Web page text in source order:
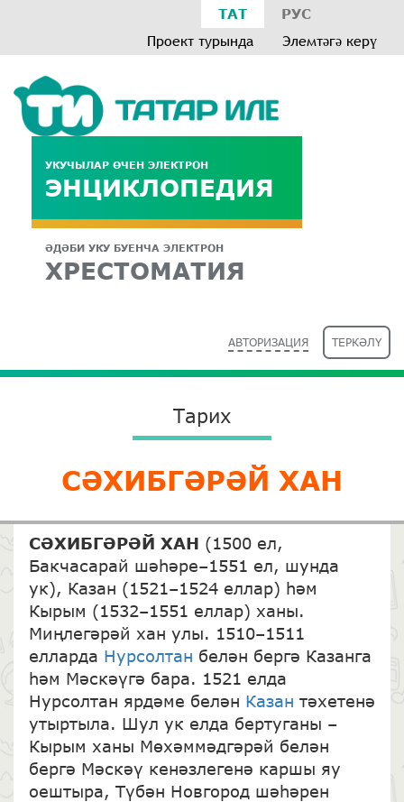
ТАТ РУС
Проект турында Элемтәгә керү
УКУЧЫЛАР ӨЧЕН ЭЛЕКТРОН
ЭНЦИКЛОПЕДИЯ
ӘДӘБИ УКУ БУЕНЧА ЭЛЕКТРОН
ХРЕСТОМАТИЯ
АВТОРИЗАЦИЯ ТЕРКӘЛҮ
Тарих
СӘХИБГӘРӘЙ ХАН
СӘХИБГӘРӘЙ ХАН (1500 ел,
Бакчасарай шәһәре–1551 ел, шунда
ук), Казан (1521–1524 еллар) һәм
Кырым (1532–1551 еллар) ханы.
Миңлегәрәй хан улы. 1510–1511
елларда Нурсолтан белән бергә Казанга
һәм Мәскәүгә бара. 1521 елда
Нурсолтан ярдәме белән Казан тәхетенә
утыртыла. Шул ук елда бертуганы –
Кырым ханы Мөхәммәдгәрәй белән
бергә Мәскәү кенәзлегенә каршы яу
оештыра, Түбән Новгород шәһәрен